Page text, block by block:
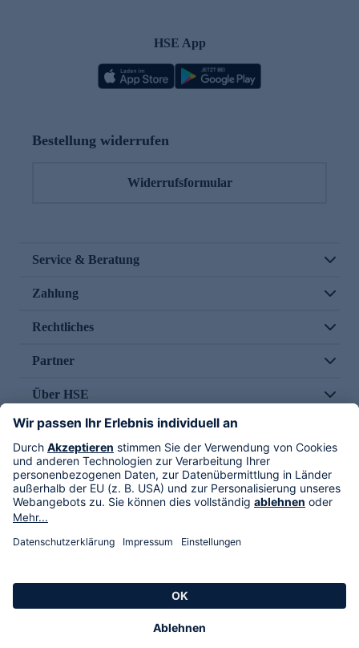
HSE App
Bestellung widerrufen
Widerrufsformular
Service & Beratung
Zahlung
Rechtliches
Partner
Über HSE
Im TV
HSE International